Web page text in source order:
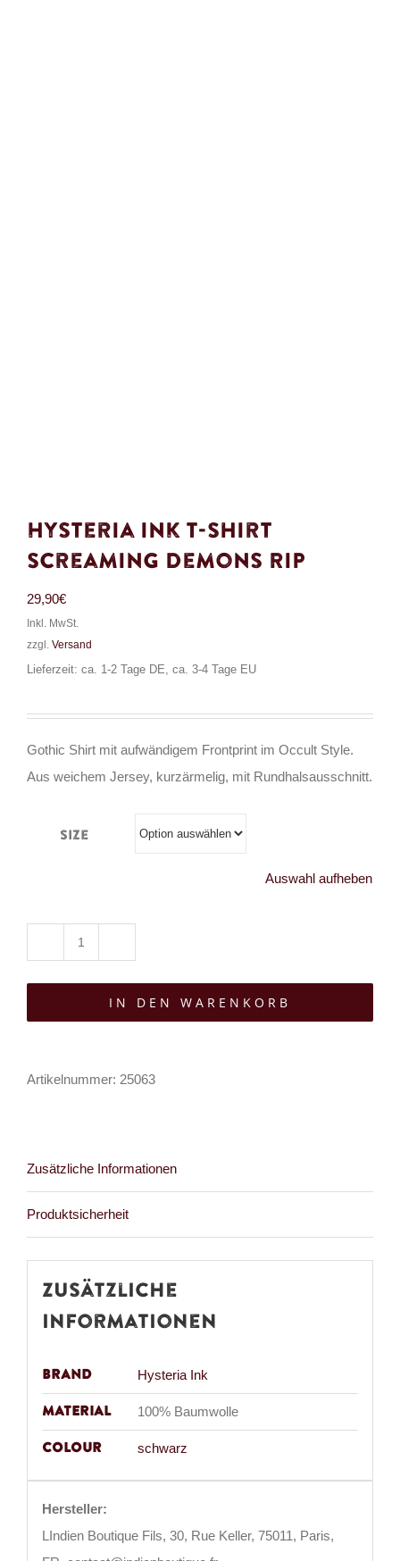
Hysteria Ink T-Shirt
Screaming Demons RIP
29,90€
Inkl. MwSt.
zzgl. Versand
Lieferzeit: ca. 1-2 Tage DE, ca. 3-4 Tage EU
Gothic Shirt mit aufwändigem Frontprint im Occult Style.
Aus weichem Jersey, kurzärmelig, mit Rundhalsausschnitt.
Size
Auswahl aufheben
Ink
Demons
IN DEN WARENKORB
Artikelnummer: 25063
Zusätzliche Informationen
Produktsicherheit
Zusätzliche
Informationen
Brand Hysteria Ink
Material 100% Baumwolle
Colour schwarz
Hersteller:
LIndien Boutique Fils, 30, Rue Keller, 75011, Paris,